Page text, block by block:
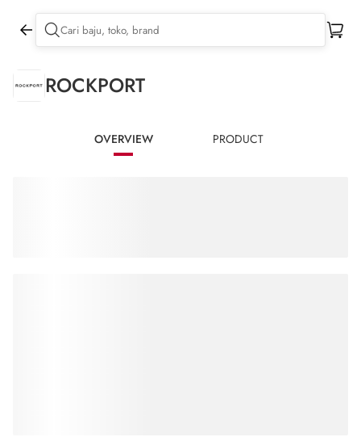
ROCKPORT
OVERVIEW PRODUCT